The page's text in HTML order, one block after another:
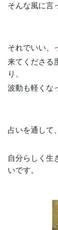
そんな風に言
それでいい、
来てくださる
り、
波動も軽くな
占いを通して
自分らしく生
いです。